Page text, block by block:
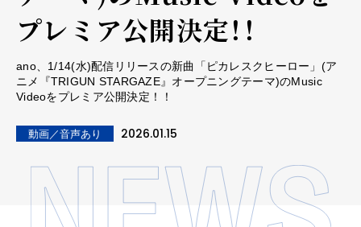
プレミア公開決定！！
ano、1/14(水)配信リリースの新曲「ピカレスクヒーロー」(ア
ニメ『TRIGUN STARGAZE』オープニングテーマ)のMusic
Videoをプレミア公開決定！！
動画／音声あり 2026.01.15